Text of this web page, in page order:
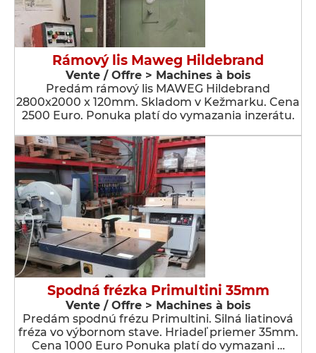
Rámový lis Maweg Hildebrand
Vente / Offre > Machines à bois
Predám rámový lis MAWEG Hildebrand
2800x2000 x 120mm. Skladom v Kežmarku. Cena
2500 Euro. Ponuka platí do vymazania inzerátu.
Spodná frézka Primultini 35mm
Vente / Offre > Machines à bois
Predám spodnú frézu Primultini. Silná liatinová
fréza vo výbornom stave. Hriadeľ priemer 35mm.
Cena 1000 Euro Ponuka platí do vymazani …